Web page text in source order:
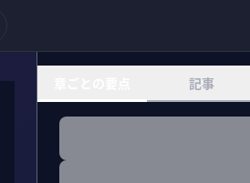
記事